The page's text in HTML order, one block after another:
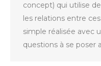
concept) qui utilise
les relations entre
simple réalisée avec
questions à se poser